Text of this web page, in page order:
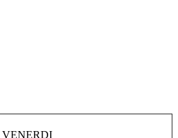
VENERDI